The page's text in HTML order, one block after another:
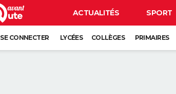
ACTUALITÉS SPORT
SE CONNECTER LYCÉES COLLÈGES PRIMAIRES